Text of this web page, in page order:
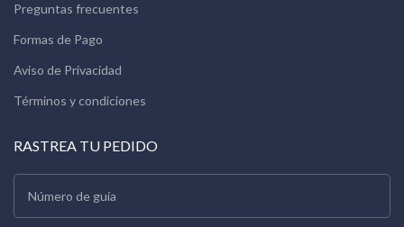
Preguntas frecuentes
Formas de Pago
Aviso de Privacidad
Términos y condiciones
RASTREA TU PEDIDO